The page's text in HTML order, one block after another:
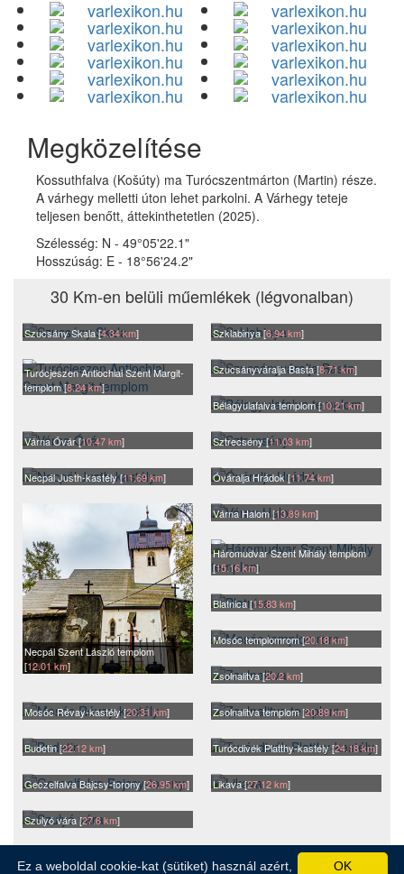
Megközelítése
Kossuthfalva (Košúty) ma Turócszentmárton (Martin) része.
A várhegy melletti úton lehet parkolni. A Várhegy teteje
teljesen benőtt, áttekinthetetlen (2025).
Szélesség: N - 49°05'22.1"
Hosszúság: E - 18°56'24.2"
30 Km-en belüli műemlékek (légvonalban)
Szucsány Skala [4.34 km] Szklabinya [6.94 km]
Turócjeszen Antiochiai Szent Margit-
templom [8.24 km]
Szucsányváralja Basta [8.71 km]
Bélagyulafalva templom [10.21 km]
Várna Óvár [10.47 km] Sztrecsény [11.03 km]
Necpál Justh-kastély [11.69 km] Óváralja Hrádok [11.74 km]
Necpál Szent László templom
[12.01 km]
Várna Halom [13.89 km]
Háromudvar Szent Mihály templom
[15.16 km]
Blatnica [15.83 km]
Mosóc templomrom [20.18 km]
Zsolnalitva [20.2 km]
Mosóc Révay-kastély [20.31 km] Zsolnalitva templom [20.89 km]
Budetin [22.12 km] Turócdivék Platthy-kastély [24.18 km]
Geczelfalva Bajcsy-torony [26.95 km] Likava [27.12 km]
Szulyó vára [27.6 km]
OK
Ez a weboldal cookie-kat (sütiket) használ azért,